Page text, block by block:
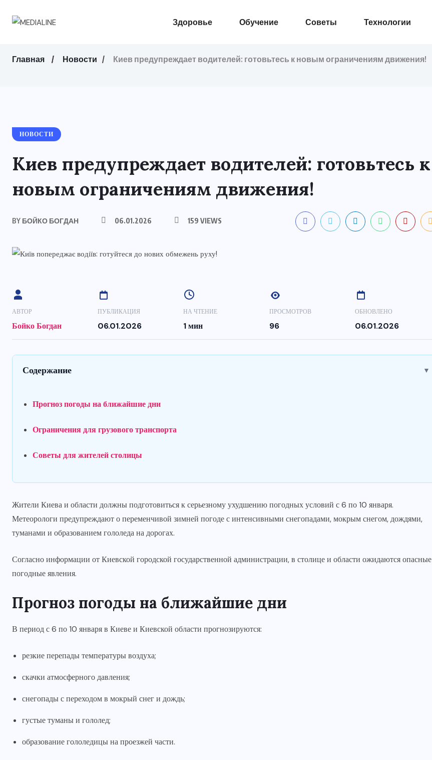
Здоровье Обучение Советы Технологии
Главная Новости Киев предупреждает водителей: готовьтесь к новым ограничениям движения!
НОВОСТИ
Киев предупреждает водителей: готовьтесь к
новым ограничениям движения!
BY БОЙКО БОГДАН 06.01.2026 159 VIEWS
АВТОР
Бойко Богдан
ПУБЛИКАЦИЯ
06.01.2026
НА ЧТЕНИЕ
1 мин
ПРОСМОТРОВ
96
ОБНОВЛЕНО
06.01.2026
Содержание ▼
Прогноз погоды на ближайшие дни
Ограничения для грузового транспорта
Советы для жителей столицы
Жители Киева и области должны подготовиться к серьезному ухудшению погодных условий с 6 по 10 января.
Метеорологи предупреждают о переменчивой зимней погоде с интенсивными снегопадами, мокрым снегом, дождями,
туманами и образованием гололеда на дорогах.
Согласно информации от Киевской городской государственной администрации, в столице и области ожидаются опасные
погодные явления.
Прогноз погоды на ближайшие дни
В период с 6 по 10 января в Киеве и Киевской области прогнозируются:
резкие перепады температуры воздуха;
скачки атмосферного давления;
снегопады с переходом в мокрый снег и дождь;
густые туманы и гололед;
образование гололедицы на проезжей части.